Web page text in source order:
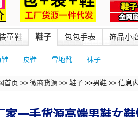
童鞋 鞋子 包包手表 饰品小
鞋 皮鞋 雪地靴 袜子
首页 >> 微商货源 >> 鞋子 >>男鞋 >> 信息
家一手货源高端男鞋女